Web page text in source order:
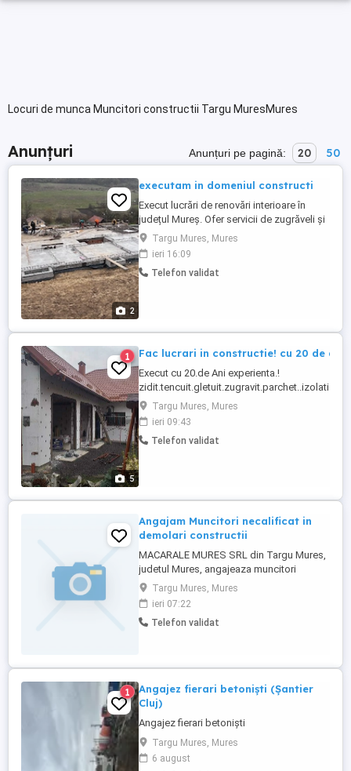
Locuri de munca Muncitori constructii Targu MuresMures
Anunțuri Anunțuri pe pagină: 20 50
2
executam in domeniul constructi
Execut lucrări de renovări interioare în
județul Mureș. Ofer servicii de zugrăveli și
vopsitorii interioare, gletuire și finisaje,
montaj plasă din fibră de sticlă, șlefuire și
amorsare, îndepărtare mucegai și tratare
pereți, reparații pereți și tavane, montaj
Targu Mures, Mures
ieri 16:09
Telefon validat
5
1 Fac lucrari in constructie! cu 20 de ani
Execut cu 20.de Ani experienta.!
múlt LA Tell!!!
Targu Mures, Mures
ieri 09:43
Telefon validat
Angajam Muncitori necalificat in
demolari constructii
MACARALE MURES SRL din Targu Mures,
judetul Mures, angajeaza muncitori
necalificati in demolari constructii. Oferim:
Mediu stabil de lucru, seriozitate si
posibilitate de dezvoltare profesionala.
Alatura-te echipei noastre! Va asteptam
Targu Mures, Mures
ieri 07:22
Telefon validat
1
Angajez fierari betoniști (Șantier
Cluj)
Angajez fierari betoniști
Targu Mures, Mures
6 august